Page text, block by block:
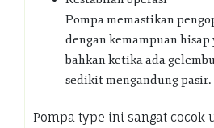
Pompa memastikan
dengan kemampuan hisap
bahkan ketika ada
sedikit mengandung pasir.
Pompa type ini sangat cocok